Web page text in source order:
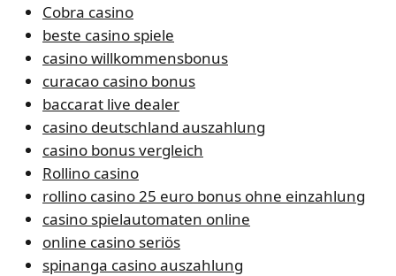
Cobra casino
beste casino spiele
casino willkommensbonus
curacao casino bonus
baccarat live dealer
casino deutschland auszahlung
casino bonus vergleich
Rollino casino
rollino casino 25 euro bonus ohne einzahlung
casino spielautomaten online
online casino seriös
spinanga casino auszahlung